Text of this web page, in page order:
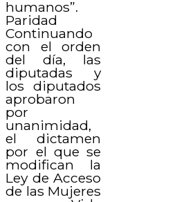
humanos”.
Paridad
Continuando
con el orden
del día, las
diputadas y
los diputados
aprobaron
por
unanimidad,
el dictamen
por el que se
modifican la
Ley de Acceso
de las Mujeres